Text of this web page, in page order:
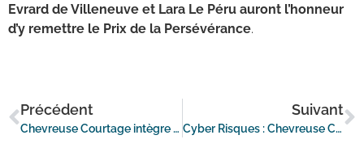
Evrard de Villeneuve et Lara Le Péru auront l’honneur
d’y remettre le Prix de la Persévérance.
Précédent
Chevreuse Courtage intègre la première promotion de l’Accélérateur Construction
Suivant
Cyber Risques : Chevreuse Courtage vous accompagne dans la maîtrise de ces nouveaux défis